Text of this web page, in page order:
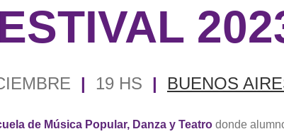
| 19 HS | BUENOS
de Música Popular, Danza y Teatro donde